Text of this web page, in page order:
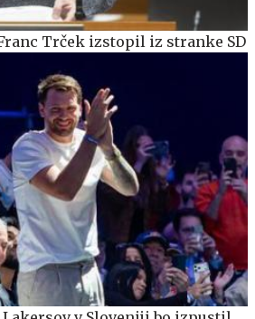
Trček izstopil iz stranke SD